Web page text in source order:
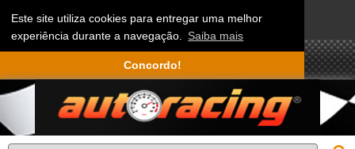
Este site utiliza cookies para entregar uma melhor
experiência durante a navegação. Saiba mais
Concordo!